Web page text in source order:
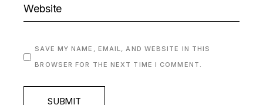
SAVE MY NAME, EMAIL, AND WEBSITE IN THIS
BROWSER FOR THE NEXT TIME I COMMENT.
SUBMIT